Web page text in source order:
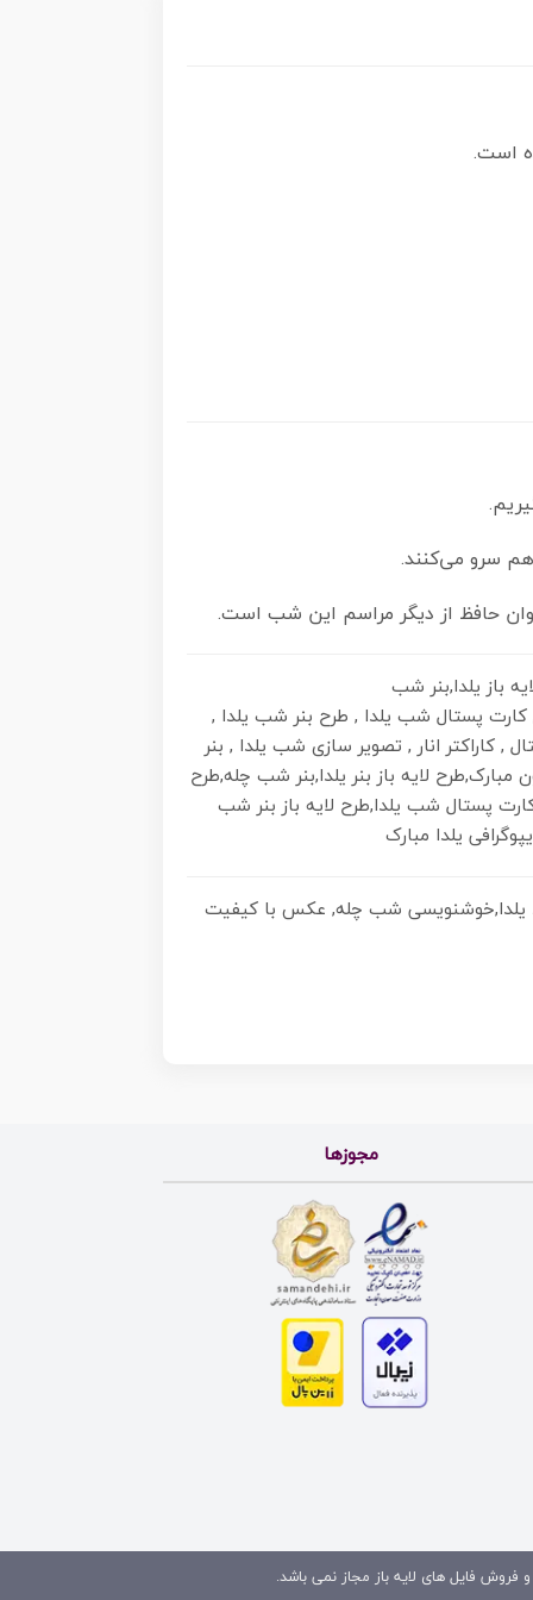
است.
هم سرو می‌کنند.
حافظ از دیگر مراسم این شب است.
باز یلدا,بنر شب
کارت پستال شب یلدا , طرح بنر شب یلدا ,
انار , تصویر سازی شب یلدا , بنر
مبارک,طرح لایه باز بنر یلدا,بنر شب چله,طرح
پستال شب یلدا,طرح لایه باز بنر شب
یلدا مبارک
خط یلدا,خوشنویسی شب چله, عکس با کیفیت
مجوزها
فروش فایل های لایه باز مجاز نمی باشد.